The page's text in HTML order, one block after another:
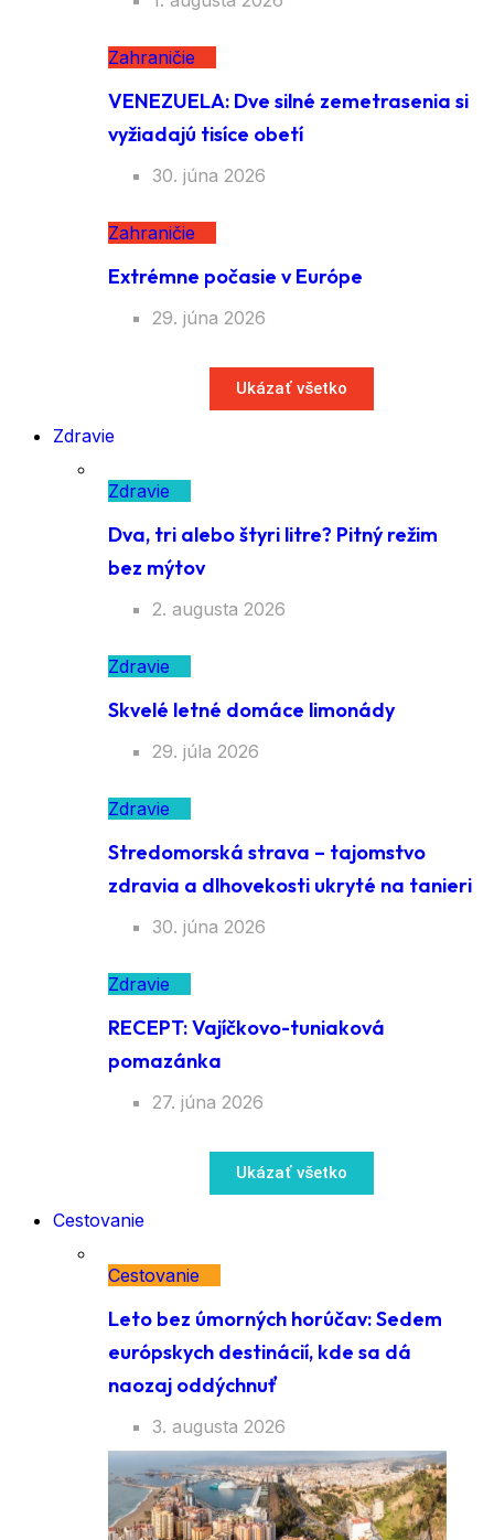
Zahraničie
VENEZUELA: Dve silné zemetrasenia si
vyžiadajú tisíce obetí
30. júna 2026
Zahraničie
Extrémne počasie v Európe
29. júna 2026
Ukázať všetko
Zdravie
Zdravie
Dva, tri alebo štyri litre? Pitný režim
bez mýtov
2. augusta 2026
Zdravie
Skvelé letné domáce limonády
29. júla 2026
Zdravie
Stredomorská strava – tajomstvo
zdravia a dlhovekosti ukryté na tanieri
30. júna 2026
Zdravie
RECEPT: Vajíčkovo-tuniaková
pomazánka
27. júna 2026
Ukázať všetko
Cestovanie
Cestovanie
Leto bez úmorných horúčav: Sedem
európskych destinácií, kde sa dá
naozaj oddýchnuť
3. augusta 2026